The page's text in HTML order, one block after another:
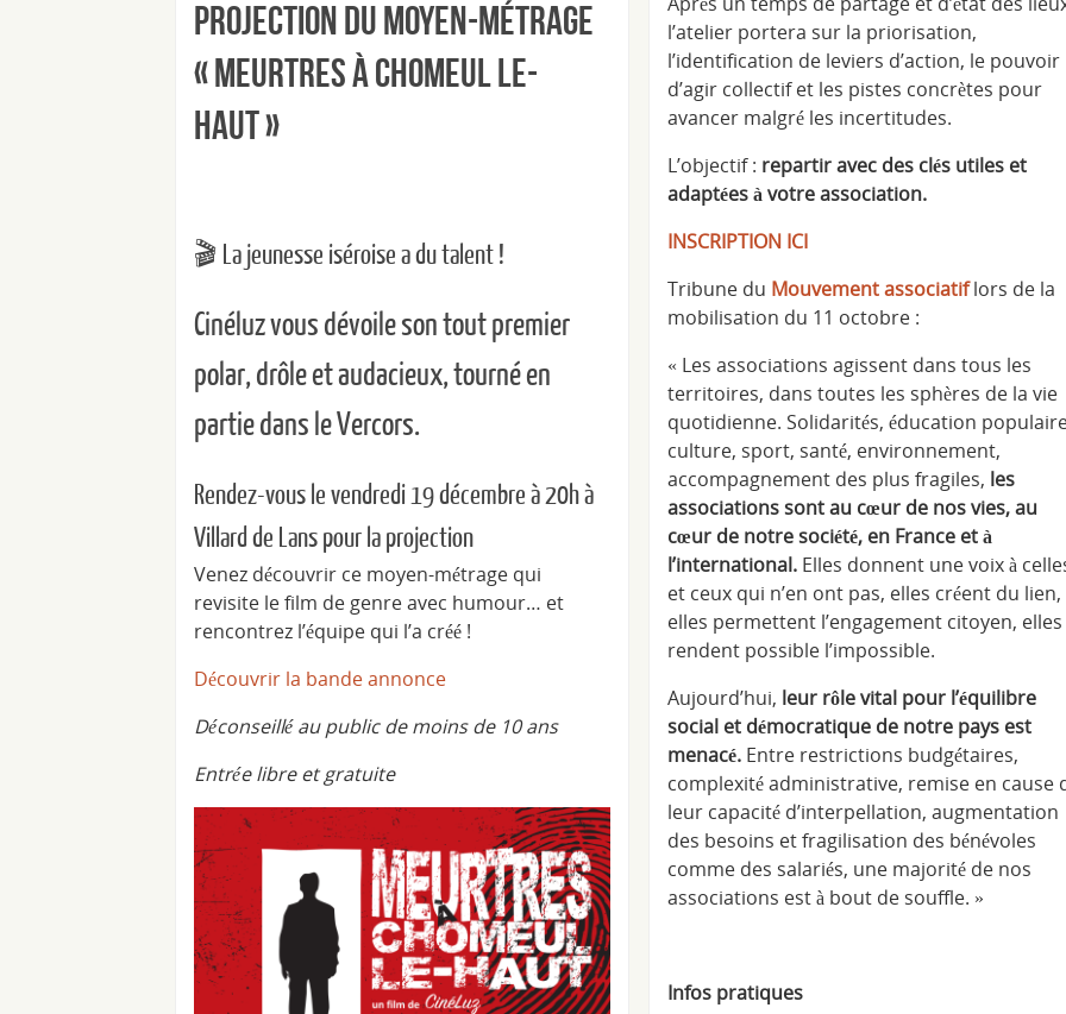
l’atelier portera sur la priorisation,
l’identification de leviers d’action, le pouvoir
d’agir collectif et les pistes concrètes pour
avancer malgré les incertitudes.
L’objectif : repartir avec des clés utiles et
adaptées à votre association.
INSCRIPTION ICI
‍Tribune du Mouvement associatiflors de la
mobilisation du 11 octobre :
« Les associations agissent dans tous les
territoires, dans toutes les sphères de la vie
quotidienne. Solidarités, éducation
culture, sport, santé, environnement,
accompagnement des plus fragiles, les
associations sont au cœur de nos vies, au
cœur de notre société, en France et à
l’international.Elles donnent une voix à
et ceux qui n’en ont pas, elles créent du lien,
elles permettent l’engagement citoyen, elles
rendent possible l’impossible.
Aujourd’hui, leur rôle vital pour l’équilibre
social et démocratique de notre pays est
menacé.Entre restrictions budgétaires,
complexité administrative, remise en cause
leur capacité d’interpellation, augmentation
des besoins et fragilisation des bénévoles
comme des salariés, une majorité de nos
associations est à bout de souffle. »
Infos pratiques
Projection du moyen-métrage
« Meurtres à Chomeul Le-
Haut »
🎬 La jeunesse iséroise a du talent !
Cinéluz vous dévoile son tout premier
polar, drôle et audacieux, tourné en
partie dans le Vercors.
Rendez-vous le vendredi 19 décembre à 20h à
Villard de Lans pour la projection
Venez découvrir ce moyen-métrage qui
revisite le film de genre avec humour… et
rencontrez l’équipe qui l’a créé !
Découvrir la bande annonce
Déconseillé au public de moins de 10 ans
Entrée libre et gratuite